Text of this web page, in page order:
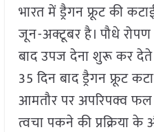
भारत में ड्रैगन फ्रूट की
जून-अक्टूबर है। पौधे रोपण
बाद उपज देना शुरू कर
35 दिन बाद ड्रैगन फ्रूट
आमतौर पर अपरिपक्व फल
त्वचा पकने की प्रक्रिया